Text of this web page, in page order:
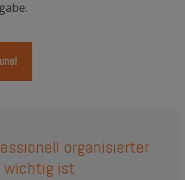
organisierter
wichtig ist